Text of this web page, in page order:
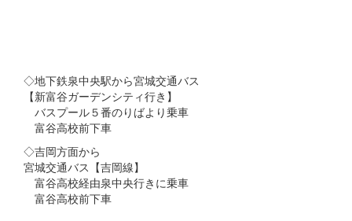
◇地下鉄泉中央駅から宮城交通バス
【新富谷ガーデンシティ行き】
バスプール５番のりばより乗車
富谷高校前下車
◇吉岡方面から
宮城交通バス【吉岡線】
富谷高校経由泉中央行きに乗車
富谷高校前下車